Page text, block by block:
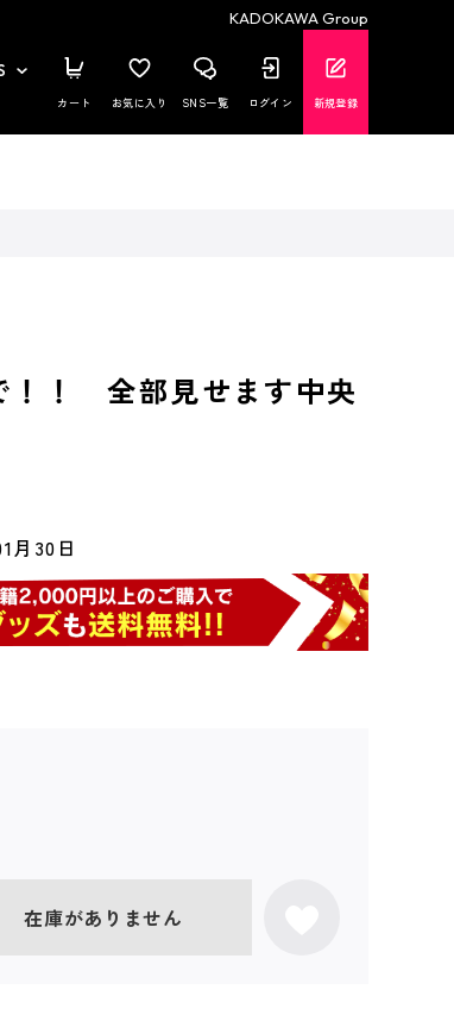
KADOKAWA Group
カート お気に入り SNS一覧 ログイン 新規登録
！！ 全部見せます中央
月30日
在庫がありません